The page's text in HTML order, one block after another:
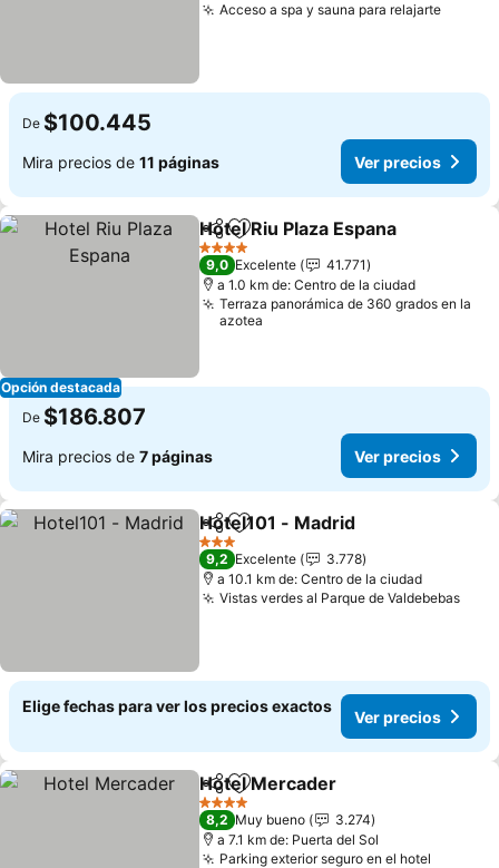
Acceso a spa y sauna para relajarteVer
De $100.445
Mira precios de 11 páginas Ver precios
Opción destacada
CompartirAgregar a favoritos
Hotel Riu Plaza Espana
4 Estrellas
9,0 Excelente
41.771
a 1.0 km de: Centro de la ciudad
Terraza panorámica de 360 grados en la
azotea
De $186.807
Mira precios de 7 páginas Ver precios
CompartirAgregar a favoritos
Hotel101 - Madrid
3 Estrellas
9,2 Excelente
3.778
a 10.1 km de: Centro de la ciudad
Vistas verdes al Parque de ValdebebasVer
Elige fechas para ver los precios exactos
Ver precios
CompartirAgregar a favoritos
Hotel Mercader
4 Estrellas
8,2 Muy bueno
3.274
a 7.1 km de: Puerta del Sol
Parking exterior seguro en el hotel